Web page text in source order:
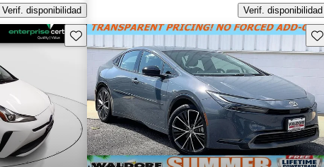
Verif. disponibilidad
Verif. disponibilidad
Guarda este Aviso